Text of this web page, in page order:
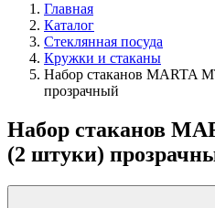
Главная
Каталог
Стеклянная посуда
Кружки и стаканы
Набор стаканов MARTA
прозрачный
Набор стаканов
(2 штуки)